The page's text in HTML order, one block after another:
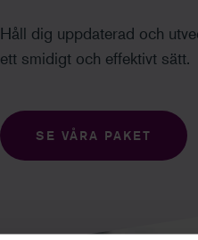
Håll dig uppdaterad och
ett smidigt och effektivt sätt.
SE VÅRA PAKET